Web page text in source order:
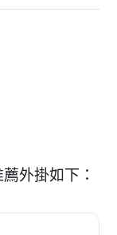
外掛如下：